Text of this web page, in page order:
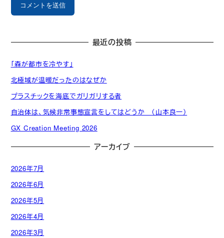
最近の投稿
「森が都市を冷やす」
北極域が温暖だったのはなぜか
プラスチックを海底でガリガリする者
自治体は、気候非常事態宣言をしてはどうか （山本良一）
GX Creation Meeting 2026
アーカイブ
2026年7月
2026年6月
2026年5月
2026年4月
2026年3月